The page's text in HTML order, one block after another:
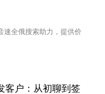
速全俄搜索助力，提供价
客户：从初聊到签